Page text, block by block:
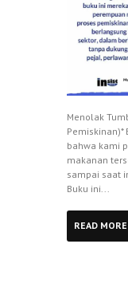
Menolak
Pemiskinan)*
bahwa kami
makanan
sampai saat
Buku ini...
READ MORE